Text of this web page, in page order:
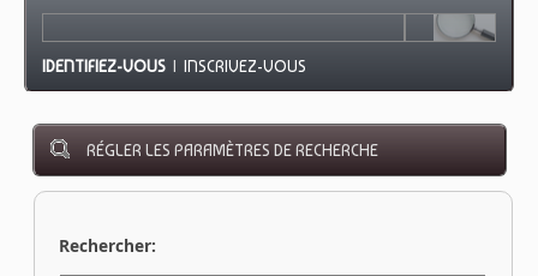
IDENTIFIEZ-VOUS |INSCRIVEZ-VOUS
RÉGLER LES PARAMÈTRES DE RECHERCHE
Rechercher: